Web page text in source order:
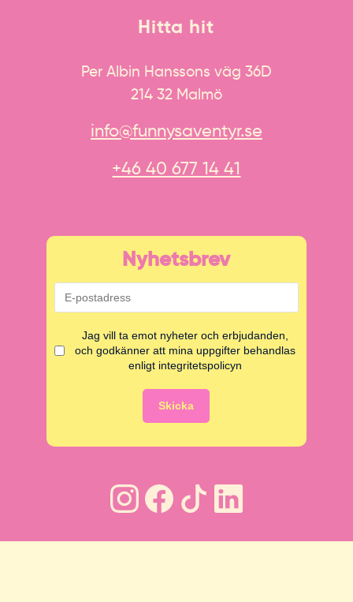
Hitta hit
Per Albin Hanssons väg 36D
214 32 Malmö
info@funnysaventyr.se
+46 40 677 14 41
Nyhetsbrev
Jag vill ta emot nyheter och erbjudanden,
och godkänner att mina uppgifter behandlas
enligt integritetspolicyn
Skicka